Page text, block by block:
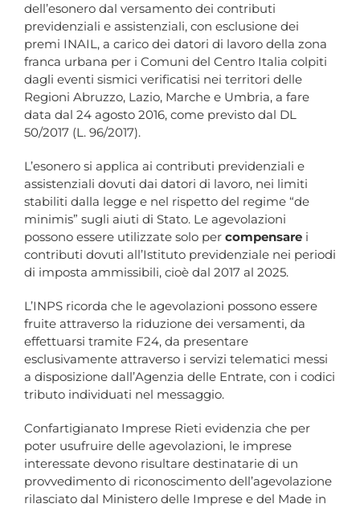
dell’esonero dal versamento dei contributi
previdenziali e assistenziali, con esclusione dei
premi INAIL, a carico dei datori di lavoro della zona
franca urbana per i Comuni del Centro Italia colpiti
dagli eventi sismici verificatisi nei territori delle
Regioni Abruzzo, Lazio, Marche e Umbria, a fare
data dal 24 agosto 2016, come previsto dal DL
50/2017 (L. 96/2017).
L’esonero si applica ai contributi previdenziali e
assistenziali dovuti dai datori di lavoro, nei limiti
stabiliti dalla legge e nel rispetto del regime “de
minimis” sugli aiuti di Stato. Le agevolazioni
possono essere utilizzate solo per compensare i
contributi dovuti all’Istituto previdenziale nei periodi
di imposta ammissibili, cioè dal 2017 al 2025.
L’INPS ricorda che le agevolazioni possono essere
fruite attraverso la riduzione dei versamenti, da
effettuarsi tramite F24, da presentare
esclusivamente attraverso i servizi telematici messi
a disposizione dall’Agenzia delle Entrate, con i codici
tributo individuati nel messaggio.
Confartigianato Imprese Rieti evidenzia che per
poter usufruire delle agevolazioni, le imprese
interessate devono risultare destinatarie di un
provvedimento di riconoscimento dell’agevolazione
rilasciato dal Ministero delle Imprese e del Made in